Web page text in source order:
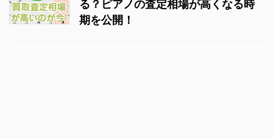
る？ピアノの査定相場が高くなる時
期を公開！